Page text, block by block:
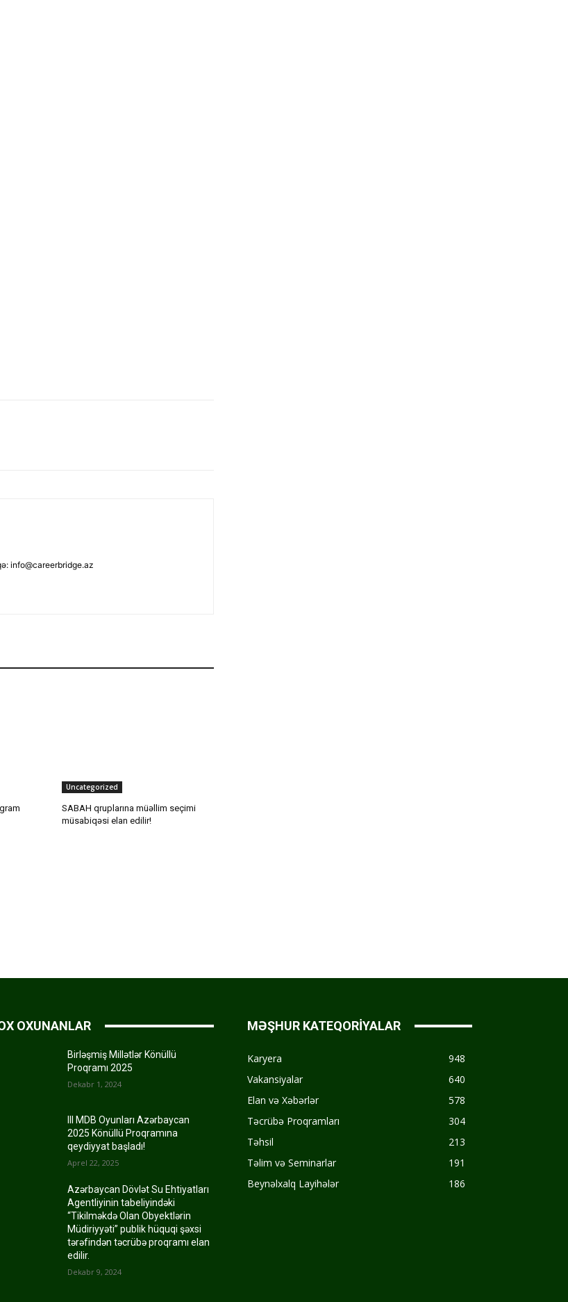
info@careerbridge.az
Uncategorized
SABAH qruplarına müəllim seçimi
müsabiqəsi elan edilir!
OXUNANLAR
Birləşmiş Millətlər Könüllü
Proqramı 2025
Dekabr 1, 2024
III MDB Oyunları Azərbaycan
2025 Könüllü Proqramına
qeydiyyat başladı!
Aprel 22, 2025
Azərbaycan Dövlət Su Ehtiyatları
Agentliyinin tabeliyindəki
“Tikilməkdə Olan Obyektlərin
Müdiriyyəti” publik hüquqi şəxsi
tərəfindən təcrübə proqramı elan
edilir.
Dekabr 9, 2024
MƏŞHUR KATEQORİYALAR
Karyera
948
Vakansiyalar
640
Elan və Xəbərlər
578
Təcrübə Proqramları
304
Təhsil
213
Təlim və Seminarlar
191
Beynəlxalq Layihələr
186